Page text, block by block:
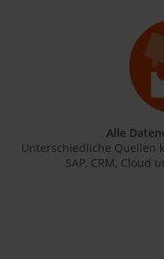
Alle
Unterschiedliche Quellen
SAP, CRM, Cloud